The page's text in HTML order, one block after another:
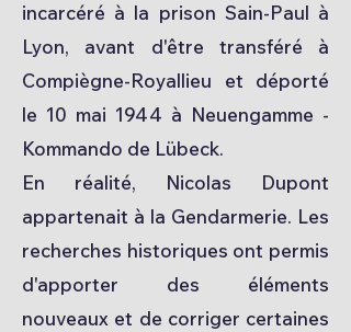
incarcéré à la prison Sain-Paul à
Lyon, avant d'être transféré à
Compiègne-Royallieu et déporté
le 10 mai 1944 à Neuengamme -
Kommando de Lübeck.​
En réalité, Nicolas Dupont
appartenait à la Gendarmerie. Les
recherches historiques ont permis
d'apporter des éléments
nouveaux et de corriger certaines